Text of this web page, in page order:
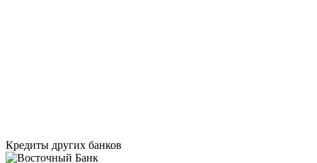
Кредиты других банков